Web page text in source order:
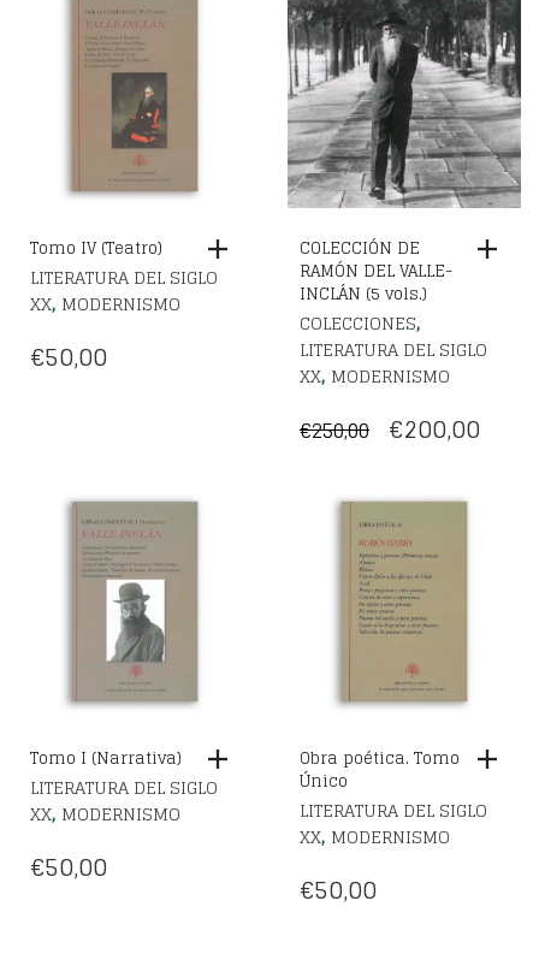
Tomo IV (Teatro)
LITERATURA DEL SIGLO
XX, MODERNISMO
€50,00
COLECCIÓN DE
RAMÓN DEL VALLE-
INCLÁN (5 vols.)
COLECCIONES,
LITERATURA DEL SIGLO
XX, MODERNISMO
€250,00 EL
ORIGINAL
ERA:
€250,00.
€200,00
Tomo I (Narrativa)
LITERATURA DEL SIGLO
XX, MODERNISMO
€50,00
Obra poética. Tomo
Único
LITERATURA DEL SIGLO
XX, MODERNISMO
€50,00